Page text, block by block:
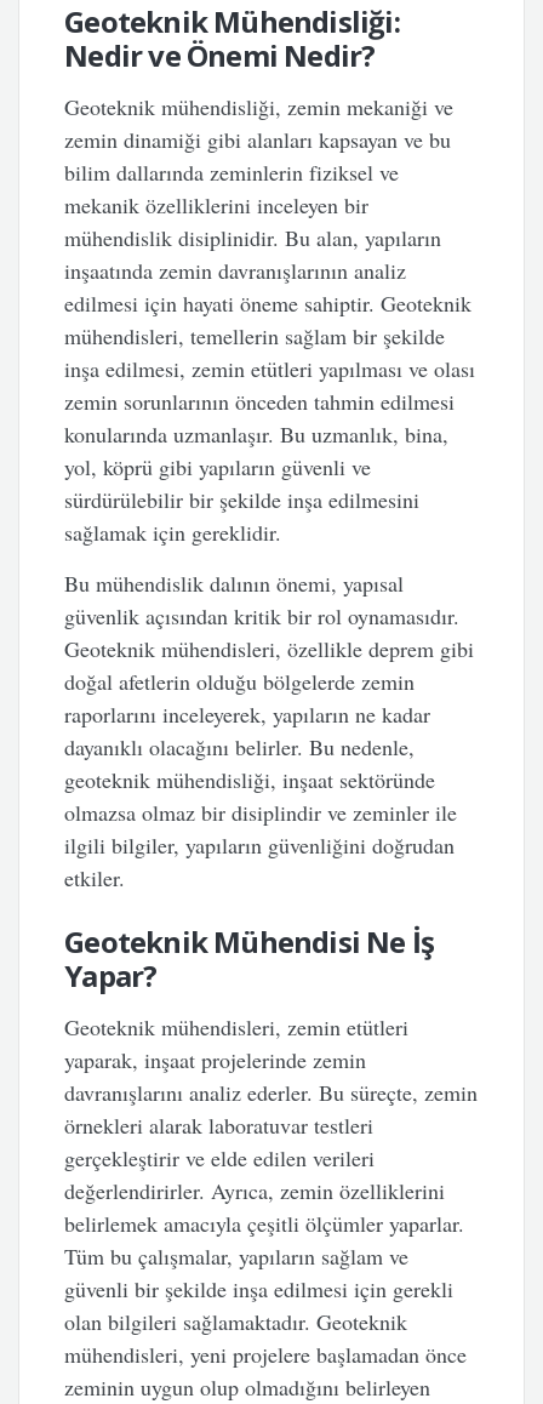
Geoteknik Mühendisliği:
Nedir ve Önemi Nedir?
Geoteknik mühendisliği, zemin mekaniği ve
zemin dinamiği gibi alanları kapsayan ve bu
bilim dallarında zeminlerin fiziksel ve
mekanik özelliklerini inceleyen bir
mühendislik disiplinidir. Bu alan, yapıların
inşaatında zemin davranışlarının analiz
edilmesi için hayati öneme sahiptir. Geoteknik
mühendisleri, temellerin sağlam bir şekilde
inşa edilmesi, zemin etütleri yapılması ve olası
zemin sorunlarının önceden tahmin edilmesi
konularında uzmanlaşır. Bu uzmanlık, bina,
yol, köprü gibi yapıların güvenli ve
sürdürülebilir bir şekilde inşa edilmesini
sağlamak için gereklidir.
Bu mühendislik dalının önemi, yapısal
güvenlik açısından kritik bir rol oynamasıdır.
Geoteknik mühendisleri, özellikle deprem gibi
doğal afetlerin olduğu bölgelerde zemin
raporlarını inceleyerek, yapıların ne kadar
dayanıklı olacağını belirler. Bu nedenle,
geoteknik mühendisliği, inşaat sektöründe
olmazsa olmaz bir disiplindir ve zeminler ile
ilgili bilgiler, yapıların güvenliğini doğrudan
etkiler.
Geoteknik Mühendisi Ne İş
Yapar?
Geoteknik mühendisleri, zemin etütleri
yaparak, inşaat projelerinde zemin
davranışlarını analiz ederler. Bu süreçte, zemin
örnekleri alarak laboratuvar testleri
gerçekleştirir ve elde edilen verileri
değerlendirirler. Ayrıca, zemin özelliklerini
belirlemek amacıyla çeşitli ölçümler yaparlar.
Tüm bu çalışmalar, yapıların sağlam ve
güvenli bir şekilde inşa edilmesi için gerekli
olan bilgileri sağlamaktadır. Geoteknik
mühendisleri, yeni projelere başlamadan önce
zeminin uygun olup olmadığını belirleyen